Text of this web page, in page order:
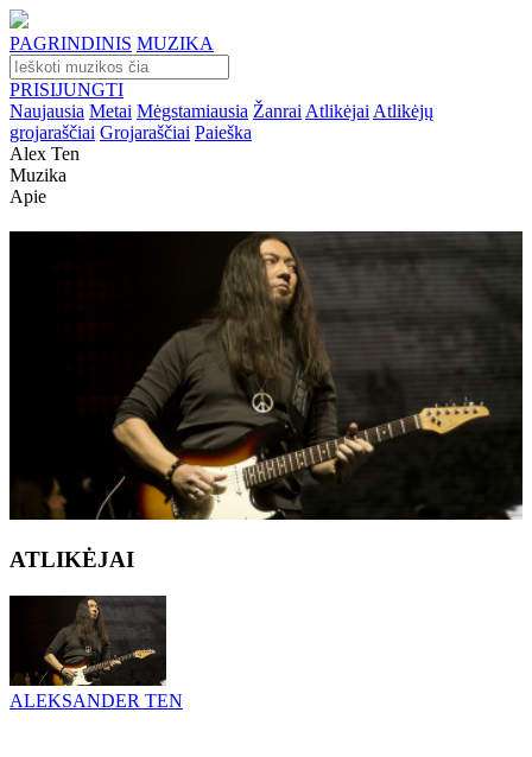
PAGRINDINIS MUZIKA
PRISIJUNGTI
Naujausia Metai Mėgstamiausia Žanrai Atlikėjai Atlikėjų
grojaraščiai Grojaraščiai Paieška
Alex Ten
Muzika
Apie
ATLIKĖJAI
ALEKSANDER TEN